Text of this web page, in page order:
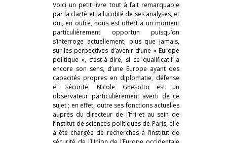
Voici un petit livre tout à fait remarquable
par la clarté et la lucidité de ses analyses, et
qui, en outre, nous est offert à un moment
particulièrement opportun puisqu’on
s’interroge actuellement, plus que jamais,
sur les perpectives d’avenir d’une « Europe
politique », c’est-à-dire, si ce qualificatif a
encore son sens, d’une Europe ayant des
capacités propres en diplomatie, défense
et sécurité. Nicole Gnesotto est un
observateur particulièrement averti de ce
sujet ; en effet, outre ses fonctions actuelles
auprès du directeur de l’Ifri et au sein de
l’Institut de sciences politiques de Paris, elle
a été chargée de recherches à l’Institut de